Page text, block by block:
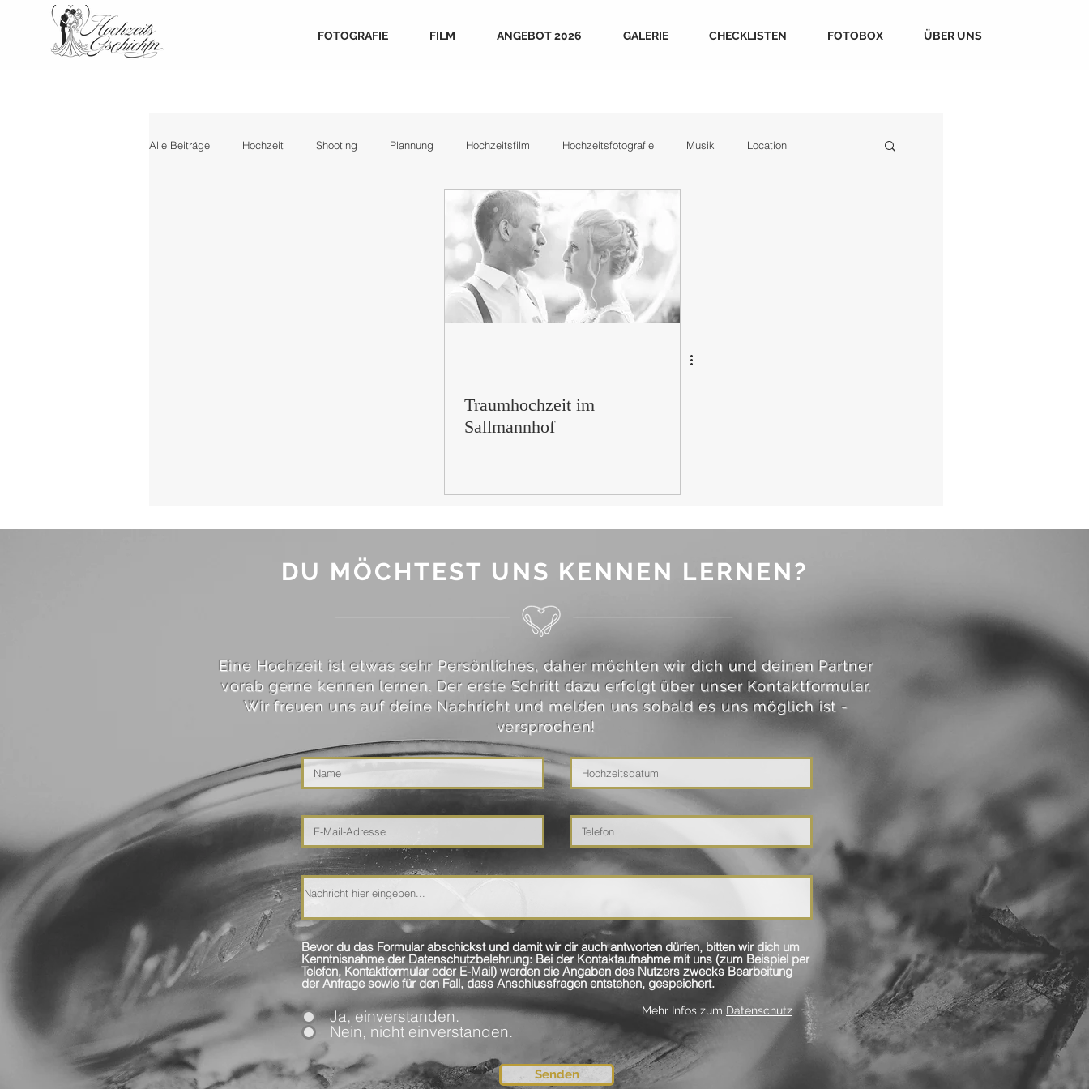
FOTOGRAFIE FILM ANGEBOT 2026 GALERIE CHECKLISTEN FOTOBOX ÜBER UNS
Alle Beiträge Hochzeit Shooting Plannung Hochzeitsfilm Hochzeitsfotografie Musik Location
Shootings Family Pre/After - Wedding
echte Hochzeiten
Traumhochzeit im
Sallmannhof
DU MÖCHTEST UNS KENNEN LERNEN?
Eine Hochzeit ist etwas sehr Persönliches, daher möchten wir dich und deinen Partner
vorab gerne kennen lernen. Der erste Schritt dazu erfolgt über unser Kontaktformular.
Wir freuen uns auf deine Nachricht und melden uns sobald es uns möglich ist -
versprochen!
Bevor du das Formular abschickst und damit wir dir auch antworten dürfen, bitten wir dich um
Kenntnisnahme der Datenschutzbelehrung: Bei der Kontaktaufnahme mit uns (zum Beispiel per
Telefon, Kontaktformular oder E-Mail) werden die Angaben des Nutzers zwecks Bearbeitung
der Anfrage sowie für den Fall, dass Anschlussfragen entstehen, gespeichert.
Ja, einverstanden.
Nein, nicht einverstanden.
Mehr Infos zum Datenschutz
Senden